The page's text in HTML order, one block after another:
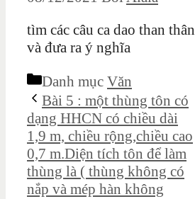
tìm các câu ca dao than thân
và đưa ra ý nghĩa
Danh mục Văn
Bài 5 : một thùng tôn có
dạng HHCN có chiều dài
1,9 m, chiều rộng,chiều cao
0,7 m.Diện tích tôn để làm
thùng là ( thùng không có
nắp và mép hàn không